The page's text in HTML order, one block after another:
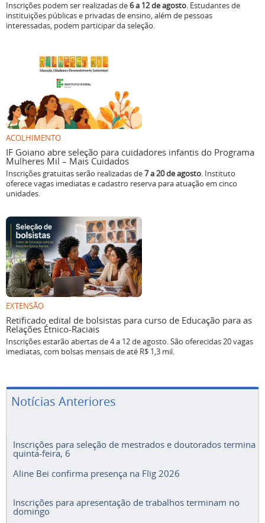
Inscrições podem ser realizadas de6 a 12 de agosto. Estudantes de
instituições públicas e privadas de ensino, além de pessoas
interessadas, podem participar da seleção.
ACOLHIMENTO
IF Goiano abre seleção para cuidadores infantis do Programa
Mulheres Mil – Mais Cuidados
Inscrições gratuitas serão realizadas de7 a 20 de agosto. Instituto
oferece vagas imediatas e cadastro reserva para atuação em cinco
unidades.
EXTENSÃO
Retificado edital de bolsistas para curso de Educação para as
Relações Étnico-Raciais
Inscrições estarão abertas de 4 a 12 de agosto. São oferecidas 20 vagas
imediatas, com bolsas mensais de até R$ 1,3 mil.
Notícias Anteriores
Inscrições para seleção de mestrados e doutorados termina
quinta-feira, 6
Aline Bei confirma presença na Flig 2026
Inscrições para apresentação de trabalhos terminam no
domingo